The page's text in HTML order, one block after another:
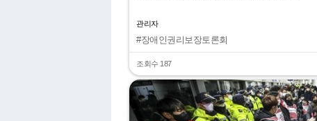
관리자
#장애인권리보장토론회
조회수 187
"